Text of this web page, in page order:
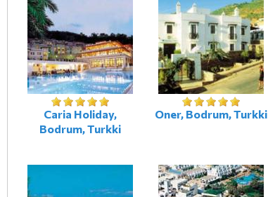
Caria Holiday,
Bodrum, Turkki
Oner, Bodrum, Turkki